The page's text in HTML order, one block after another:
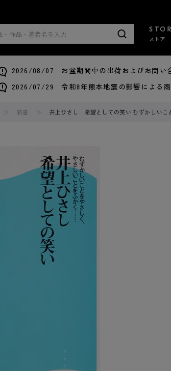
ストア
2026/08/07 お盆期間中の出荷およびお問い
2026/07/29 令和8年熊本地震の影響による商
新書 井上ひさし 希望としての笑い むずかしいこ